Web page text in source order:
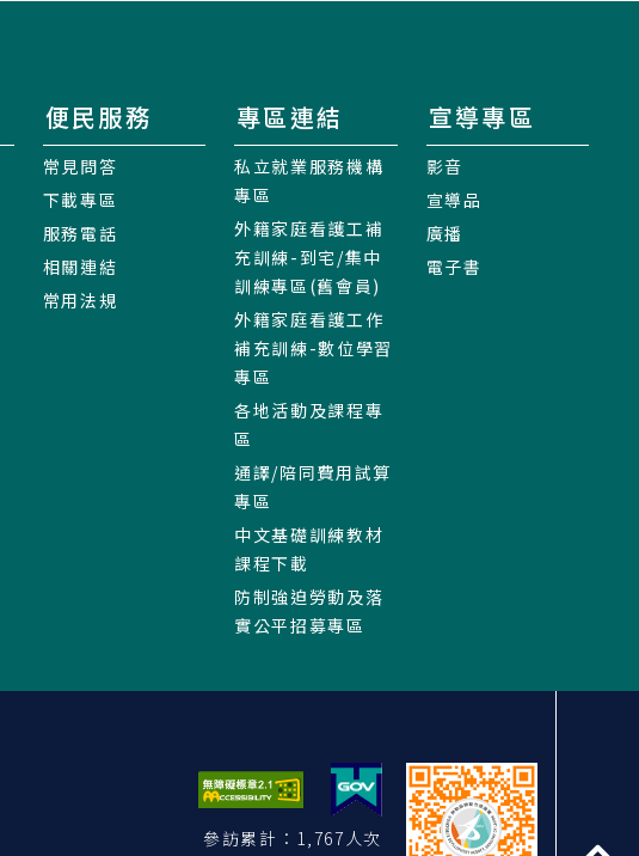
便民服務
常見問答
下載專區
服務電話
相關連結
常用法規
專區連結
私立就業服務機構
專區
外籍家庭看護工補
充訓練-到宅/集中
訓練專區(舊會員)
外籍家庭看護工作
補充訓練-數位學習
專區
各地活動及課程專
區
通譯/陪同費用試算
專區
中文基礎訓練教材
課程下載
防制強迫勞動及落
實公平招募專區
宣導專區
影音
宣導品
廣播
電子書
參訪累計：1,767人次